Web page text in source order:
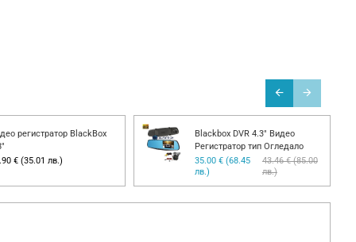
регистратор BlackBox
€ (35.01 лв.)
Blackbox DVR 4.3" Видео
Регистратор тип Огледало
35.00 € (68.45
лв.)
43.46 € (85.00
лв.)